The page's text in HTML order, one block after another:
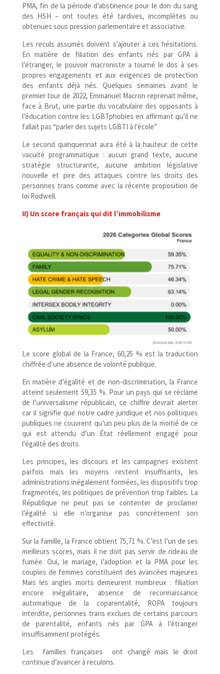
PMA, fin de la période d’abstinence pour le don du sang
des HSH – ont toutes été tardives, incomplètes ou
obtenues sous pression parlementaire et associative.
Les reculs assumés doivent s’ajouter à ces hésitations.
En matière de filiation des enfants nés par GPA à
l’étranger, le pouvoir macroniste a tourné le dos à ses
propres engagements et aux exigences de protection
des enfants déjà nés. Quelques semaines avant le
premier tour de 2022, Emmanuel Macron reprenait même,
face à Brut, une partie du vocabulaire des opposants à
l’éducation contre les LGBTphobies en affirmant qu’il ne
fallait pas “parler des sujets LGBTI à l’école”
Le second quinquennat aura été à la hauteur de cette
vacuité programmatique : aucun grand texte, aucune
stratégie structurante, aucune ambition législative
nouvelle et pire des attaques contre les droits des
personnes trans comme avec la récente proposition de
loi Rodwell.
II) Un score français qui dit l’immobilisme
Le score global de la France, 60,25 % est la traduction
chiffrée d’une absence de volonté publique.
En matière d’égalité et de non-​discrimination, la France
atteint seulement 59,35 %. Pour un pays qui se réclame
de l’universalisme républicain, ce chiffre devrait alerter
car il signifie que notre cadre juridique et nos politiques
publiques ne couvrent qu’un peu plus de la moitié de ce
qui est attendu d’un État réellement engagé pour
l’égalité des droits.
Les principes, les discours et les campagnes existent
parfois mais les moyens restent insuffisants, les
administrations inégalement formées, les dispositifs trop
fragmentés, les politiques de prévention trop faibles. La
République ne peut pas se contenter de proclamer
l’égalité si elle n’organise pas concrètement son
effectivité.
Sur la famille, la France obtient 75,71 %. C’est l’un de ses
meilleurs scores, mais il ne doit pas servir de rideau de
fumée. Oui, le mariage, l’adoption et la PMA pour les
couples de femmes constituent des avancées majeures
Mais les angles morts demeurent nombreux : filiation
encore inégalitaire, absence de reconnaissance
automatique de la coparentalité, ROPA toujours
interdite, personnes trans exclues de certains parcours
de parentalité, enfants nés par GPA à l’étranger
insuffisamment protégés.
Les familles françaises ont changé mais le droit
continue d’avancer à reculons.